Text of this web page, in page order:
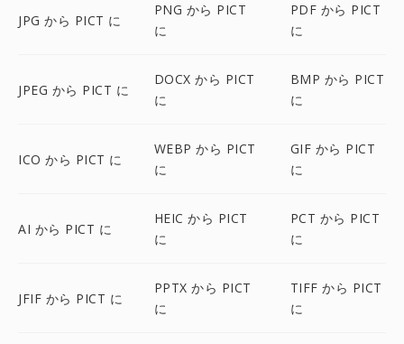
JPG から PICT に
PNG から PICT
に
PDF から PICT
に
JPEG から PICT に
DOCX から PICT
に
BMP から PICT
に
ICO から PICT に
WEBP から PICT
に
GIF から PICT
に
AI から PICT に
HEIC から PICT
に
PCT から PICT
に
JFIF から PICT に
PPTX から PICT
に
TIFF から PICT
に